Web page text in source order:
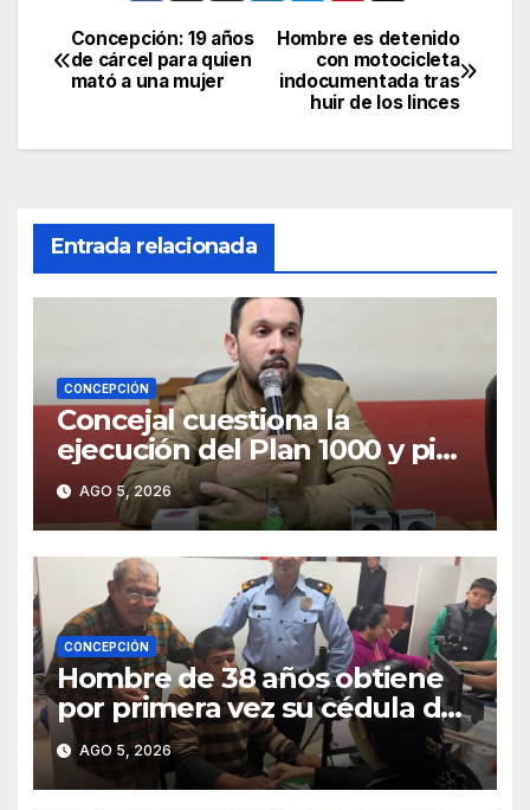
Navegación
de
entradas
Hombre es detenido
con motocicleta
indocumentada tras
huir de los linces
Concepción: 19 años
de cárcel para quien
mató a una mujer
Entrada relacionada
CONCEPCIÓN
Concejal cuestiona la
ejecución del Plan 1000 y pide
mayor participación del
municipio
AGO 5, 2026
CONCEPCIÓN
Hombre de 38 años obtiene
por primera vez su cédula de
identidad en Concepción
AGO 5, 2026